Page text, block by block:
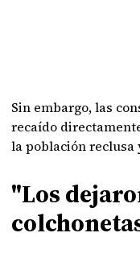
Sin embargo, las
recaído
la población reclusa
"Los